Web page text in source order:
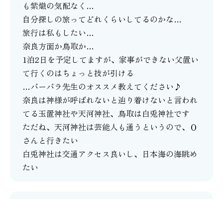
も紫熾の気配なく…
自分探しの旅ってどれくらいしてるのかな…
旅行は私もしたい…
奈良方面か鳥取か…
1泊2日を予定してますが、家事ができない父置い
て行くのはちょっと技が引ける
…バーバラ先生のオススメ教えてください♪
奈良は神様が呼ばれないと辿り着けないと言われ
てる玉置神社や天河神社、鳥取は白兎神社です
ただね、天河神社は芸能人も通うというので、Ｏ
さんと行きたい
白兎神社は交通アクセス良いし、日本海の海眺め
たい